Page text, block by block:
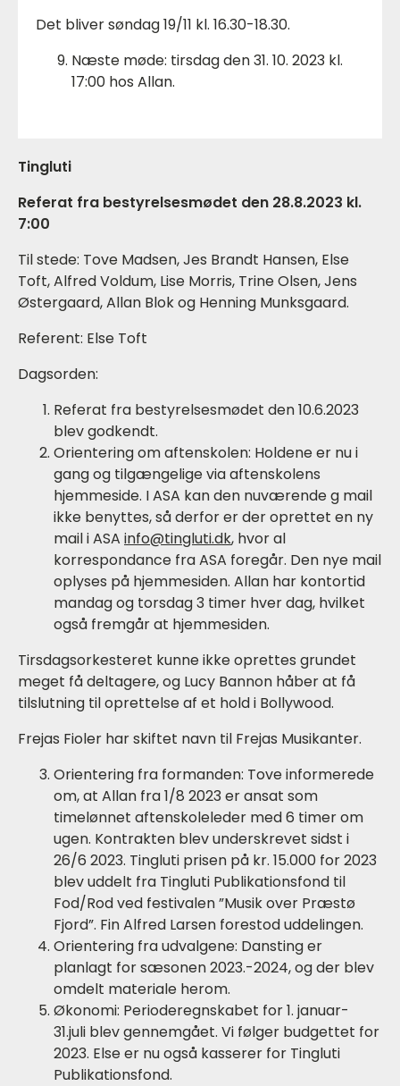
Det bliver søndag 19/11 kl. 16.30-18.30.
Næste møde: tirsdag den 31. 10. 2023 kl.
17:00 hos Allan.
Tingluti
Referat fra bestyrelsesmødet den 28.8.2023 kl.
7:00
Til stede: Tove Madsen, Jes Brandt Hansen, Else
Toft, Alfred Voldum, Lise Morris, Trine Olsen, Jens
Østergaard, Allan Blok og Henning Munksgaard.
Referent: Else Toft
Dagsorden:
Referat fra bestyrelsesmødet den 10.6.2023
blev godkendt.
Orientering om aftenskolen: Holdene er nu i
gang og tilgængelige via aftenskolens
hjemmeside. I ASA kan den nuværende g mail
ikke benyttes, så derfor er der oprettet en ny
mail i ASA info@tingluti.dk, hvor al
korrespondance fra ASA foregår. Den nye mail
oplyses på hjemmesiden. Allan har kontortid
mandag og torsdag 3 timer hver dag, hvilket
også fremgår at hjemmesiden.
Tirsdagsorkesteret kunne ikke oprettes grundet
meget få deltagere, og Lucy Bannon håber at få
tilslutning til oprettelse af et hold i Bollywood.
Frejas Fioler har skiftet navn til Frejas Musikanter.
Orientering fra formanden: Tove informerede
om, at Allan fra 1/8 2023 er ansat som
timelønnet aftenskoleleder med 6 timer om
ugen. Kontrakten blev underskrevet sidst i
26/6 2023. Tingluti prisen på kr. 15.000 for 2023
blev uddelt fra Tingluti Publikationsfond til
Fod/Rod ved festivalen ”Musik over Præstø
Fjord”. Fin Alfred Larsen forestod uddelingen.
Orientering fra udvalgene: Dansting er
planlagt for sæsonen 2023.-2024, og der blev
omdelt materiale herom.
Økonomi: Perioderegnskabet for 1. januar-
31.juli blev gennemgået. Vi følger budgettet for
2023. Else er nu også kasserer for Tingluti
Publikationsfond.